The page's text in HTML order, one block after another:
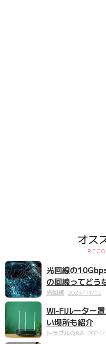
オス
光回線の
の回線ってどう
光回線 2023/11/02
Wi-Fiルーター
い場所も紹介
トラブルQ&A